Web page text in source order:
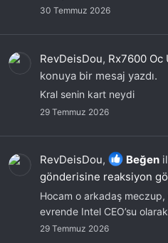
30 Temmuz 2026
RevDeisDou, Rx7600 Oc
konuya bir mesaj yazdı.
Kral senin kart neydi
29 Temmuz 2026
RevDeisDou, Beğen
gönderisine reaksiyon
Hocam o arkadaş
evrende Intel CEO’su
29 Temmuz 2026